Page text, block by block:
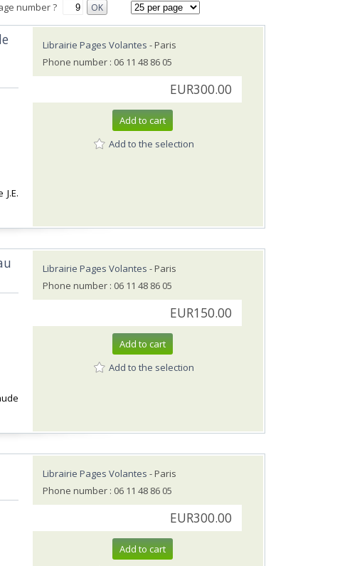
number ? OK
Librairie Pages Volantes - Paris
Phone number : 06 11 48 86 05
EUR300.00
Add to cart
Add to the selection
Librairie Pages Volantes - Paris
Phone number : 06 11 48 86 05
EUR150.00
Add to cart
Add to the selection
Librairie Pages Volantes - Paris
Phone number : 06 11 48 86 05
EUR300.00
Add to cart